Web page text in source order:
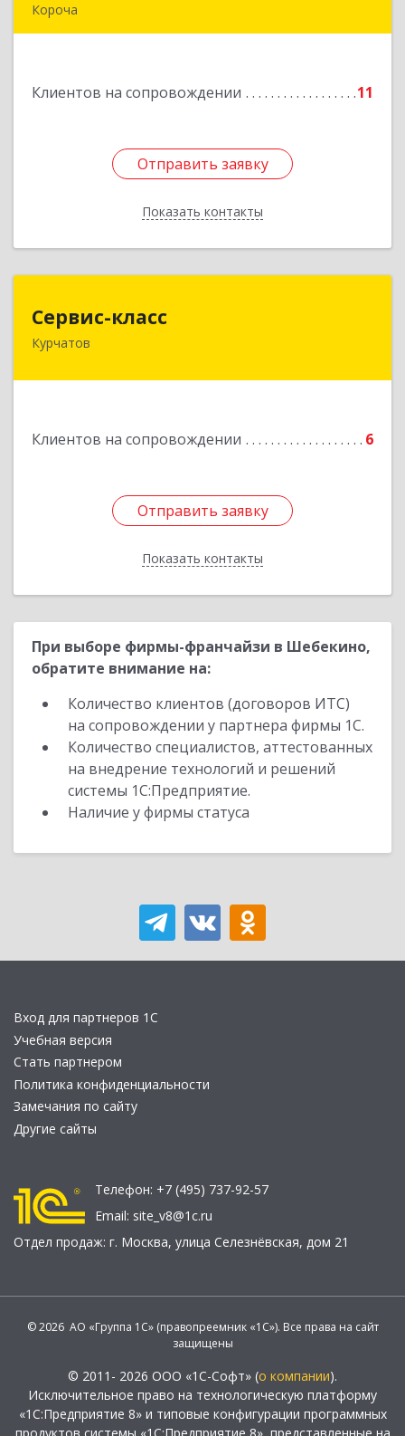
Короча
Клиентов на сопровождении 11
Отправить заявку
Показать контакты
Подробнее
Отправить заявку
Назад
Сервис-класс
Курчатов
Клиентов на сопровождении 6
Отправить заявку
Показать контакты
Подробнее
Отправить заявку
Назад
При выборе фирмы-франчайзи в Шебекино,
обратите внимание на:
Количество клиентов (договоров ИТС)
на сопровождении у партнера фирмы 1С.
Количество специалистов, аттестованных
на внедрение технологий и решений
системы 1С:Предприятие.
Наличие у фирмы статуса
Вход для партнеров 1С
Учебная версия
Стать партнером
Политика конфиденциальности
Замечания по сайту
Другие сайты
Телефон: +7 (495) 737-92-57
Email: site_v8@1c.ru
Отдел продаж: г. Москва, улица Селезнёвская, дом 21
© 2026 АО «Группа 1С» (правопреемник «1С»). Все права на сайт
защищены
© 2011- 2026 ООО «1С-Софт» (о компании).
Исключительное право на технологическую платформу
«1С:Предприятие 8» и типовые конфигурации программных